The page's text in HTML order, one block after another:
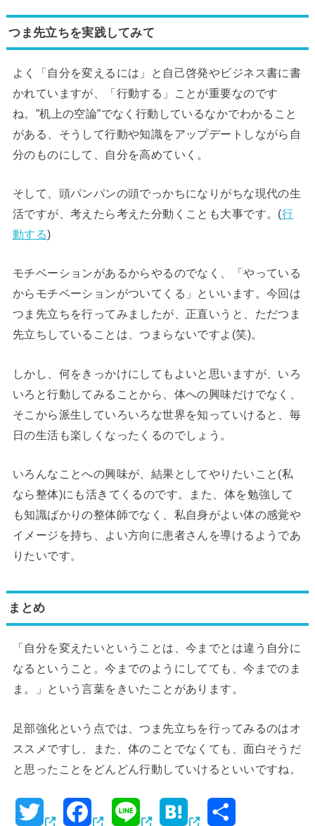
つま先立ちを実践してみて
よく「自分を変えるには」と自己啓発やビジネス書に書
かれていますが、「行動する」ことが重要なのです
ね。”机上の空論”でなく行動しているなかでわかること
がある、そうして行動や知識をアップデートしながら自
分のものにして、自分を高めていく。
そして、頭パンパンの頭でっかちになりがちな現代の生
活ですが、考えたら考えた分動くことも大事です。(行
動する)
モチベーションがあるからやるのでなく、「やっている
からモチベーションがついてくる」といいます。今回は
つま先立ちを行ってみましたが、正直いうと、ただつま
先立ちしていることは、つまらないですよ(笑)。
しかし、何をきっかけにしてもよいと思いますが、いろ
いろと行動してみることから、体への興味だけでなく、
そこから派生していろいろな世界を知っていけると、毎
日の生活も楽しくなったくるのでしょう。
いろんなことへの興味が、結果としてやりたいこと(私
なら整体)にも活きてくるのです。また、体を勉強して
も知識ばかりの整体師でなく、私自身がよい体の感覚や
イメージを持ち、よい方向に患者さんを導けるようであ
りたいです。
まとめ
「自分を変えたいということは、今までとは違う自分に
なるということ。今までのようにしてても、今までのま
ま。」という言葉をきいたことがあります。
足部強化という点では、つま先立ちを行ってみるのはオ
ススメですし、また、体のことでなくても、面白そうだ
と思ったことをどんどん行動していけるといいですね。